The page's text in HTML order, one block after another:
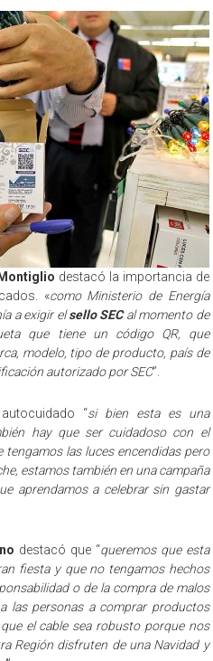
destacó la importancia de
«como Ministerio de Energía
a exigir elsello SECal momento de
que tiene un código QR, que
modelo, tipo de producto, país de
autorizado por SEC”.
“si bien esta es una
hay que ser cuidadoso con el
las luces encendidas pero
estamos también en una campaña
aprendamos a celebrar sin gastar
destacó que “queremos que esta
fiesta y que no tengamos hechos
o de la compra de malos
las personas a comprar productos
el cable sea robusto porque nos
Región disfruten de una Navidad y